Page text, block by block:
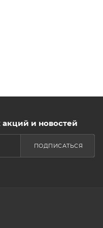
акций и новостей
ПОДПИСАТЬСЯ